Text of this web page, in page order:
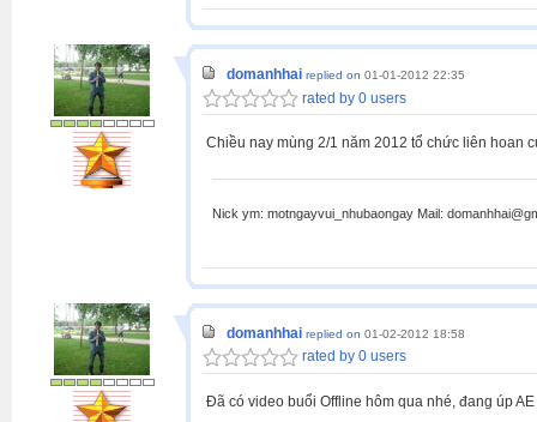
domanhhai replied on 01-01-2012 22:35
rated by 0 users
Chiều nay mùng 2/1 năm 2012 tổ chức liên hoan
Nick ym: motngayvui_nhubaongay Mail:
domanhhai replied on 01-02-2012 18:58
rated by 0 users
Đã có video buổi Offline hôm qua nhé, đang úp